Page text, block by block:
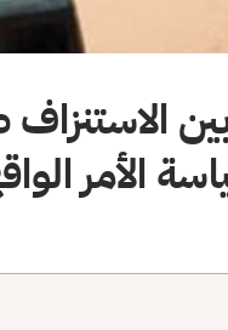
الاستنزاف
الأمر